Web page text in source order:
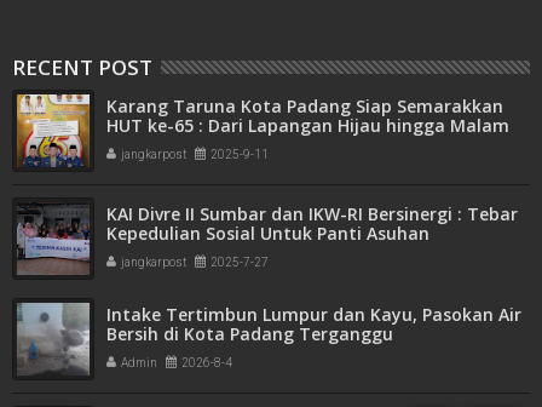
RECENT POST
Karang Taruna Kota Padang Siap Semarakkan
HUT ke-65 : Dari Lapangan Hijau hingga Malam
Kebersamaan
jangkarpost 2025-9-11
KAI Divre II Sumbar dan IKW-RI Bersinergi : Tebar
Kepedulian Sosial Untuk Panti Asuhan
jangkarpost 2025-7-27
Intake Tertimbun Lumpur dan Kayu, Pasokan Air
Bersih di Kota Padang Terganggu
Admin 2026-8-4